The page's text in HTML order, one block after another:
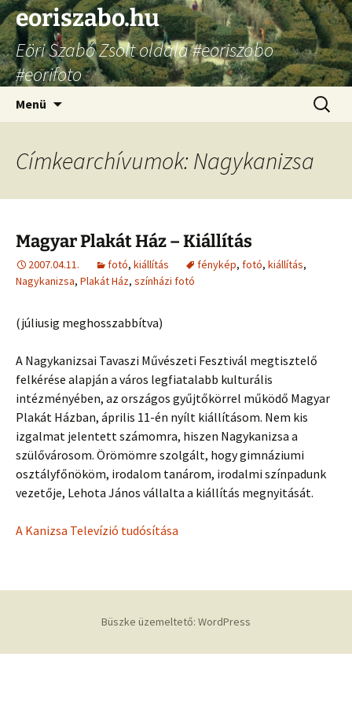
Ugrás
a
tartalomhoz
eoriszabo.hu
Eöri Szabó Zsolt oldala #eoriszabo
#eorifoto
Menü
Címkearchívumok: Nagykanizsa
Magyar Plakát Ház – Kiállítás
2007.04.11. fotó, kiállítás fénykép, fotó, kiállítás,
Nagykanizsa, Plakát Ház, színházi fotó
(júliusig meghosszabbítva)
A Nagykanizsai Tavaszi Művészeti Fesztivál megtisztelő
felkérése alapján a város legfiatalabb kulturális
intézményében, az országos gyűjtőkörrel működő Magyar
Plakát Házban, április 11-én nyílt kiállításom. Nem kis
izgalmat jelentett számomra, hiszen Nagykanizsa a
szülővárosom. Örömömre szolgált, hogy gimnáziumi
osztályfőnököm, irodalom tanárom, irodalmi színpadunk
vezetője, Lehota János vállalta a kiállítás megnyitását.
A Kanizsa Televízió tudósítása
Büszke üzemeltető: WordPress